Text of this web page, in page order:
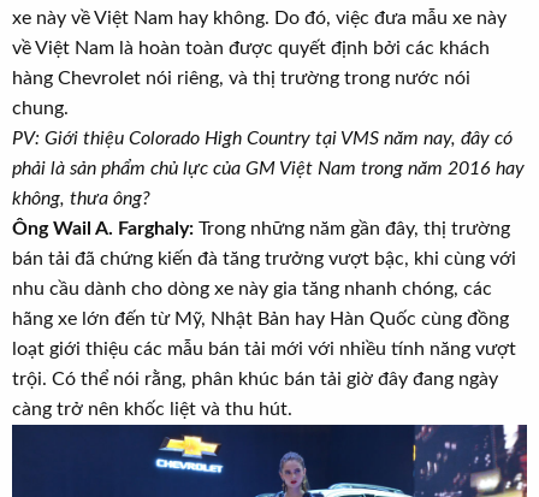
xe này về Việt Nam hay không. Do đó, việc đưa mẫu xe này
về Việt Nam là hoàn toàn được quyết định bởi các khách
hàng Chevrolet nói riêng, và thị trường trong nước nói
chung.
PV: Giới thiệu Colorado High Country tại VMS năm nay, đây có
phải là sản phẩm chủ lực của GM Việt Nam trong năm 2016 hay
không, thưa ông?
Ông Wail A. Farghaly: Trong những năm gần đây, thị trường
bán tải đã chứng kiến đà tăng trưởng vượt bậc, khi cùng với
nhu cầu dành cho dòng xe này gia tăng nhanh chóng, các
hãng xe lớn đến từ Mỹ, Nhật Bản hay Hàn Quốc cùng đồng
loạt giới thiệu các mẫu bán tải mới với nhiều tính năng vượt
trội. Có thể nói rằng, phân khúc bán tải giờ đây đang ngày
càng trở nên khốc liệt và thu hút.